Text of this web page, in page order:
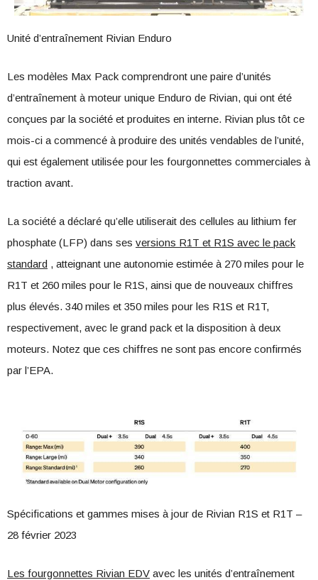
Unité d’entraînement Rivian Enduro
Les modèles Max Pack comprendront une paire d’unités
d’entraînement à moteur unique Enduro de Rivian, qui ont été
conçues par la société et produites en interne. Rivian plus tôt ce
mois-ci a commencé à produire des unités vendables de l’unité,
qui est également utilisée pour les fourgonnettes commerciales à
traction avant.
La société a déclaré qu’elle utiliserait des cellules au lithium fer
phosphate (LFP) dans ses versions R1T et R1S avec le pack
standard , atteignant une autonomie estimée à 270 miles pour le
R1T et 260 miles pour le R1S, ainsi que de nouveaux chiffres
plus élevés. 340 miles et 350 miles pour les R1S et R1T,
respectivement, avec le grand pack et la disposition à deux
moteurs. Notez que ces chiffres ne sont pas encore confirmés
par l’EPA.
Spécifications et gammes mises à jour de Rivian R1S et R1T –
28 février 2023
Les fourgonnettes Rivian EDV avec les unités d’entraînement